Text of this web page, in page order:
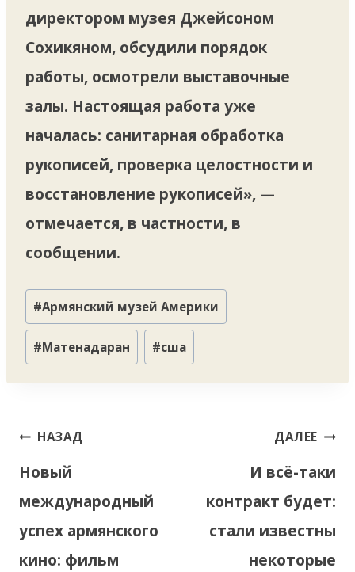
директором музея Джейсоном
Сохикяном, обсудили порядок
работы, осмотрели выставочные
залы. Настоящая работа уже
началась: санитарная обработка
рукописей, проверка целостности и
восстановление рукописей», —
отмечается, в частности, в
сообщении.
Метки
записи:
#Армянский музей Америки
#Матенадаран #сша
Навигация
записям
НАЗАД
Новый
международный
успех армянского
кино: фильм
ДАЛЕЕ
И всё-таки
контракт будет:
стали известны
некоторые